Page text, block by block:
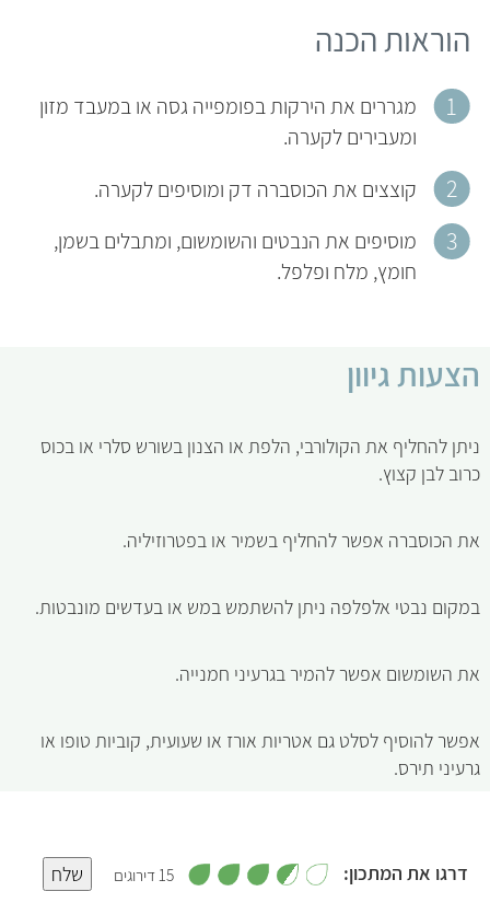
הוראות הכנה
מגררים את הירקות בפומפייה גסה או במעבד מזון
ומעבירים לקערה.
קוצצים את הכוסברה דק ומוסיפים לקערה.
מוסיפים את הנבטים והשומשום, ומתבלים בשמן,
חומץ, מלח ופלפל.
הצעות גיוון
ניתן להחליף את הקולורבי, הלפת או הצנון בשורש סלרי או בכוס
כרוב לבן קצוץ.
את הכוסברה אפשר להחליף בשמיר או בפטרוזיליה.
במקום נבטי אלפלפה ניתן להשתמש במש או בעדשים מונבטות.
את השומשום אפשר להמיר בגרעיני חמנייה.
אפשר להוסיף לסלט גם אטריות אורז או שעועית, קוביות טופו או
גרעיני תירס.
דרגו את המתכון:
15 דירוגים 3 שלח